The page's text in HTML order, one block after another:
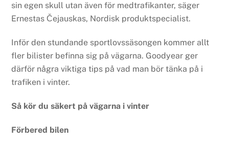
sin egen skull utan även för medtrafikanter, säger
Ernestas Čejauskas, Nordisk produktspecialist.
Inför den stundande sportlovssäsongen kommer allt
fler bilister befinna sig på vägarna. Goodyear ger
därför några viktiga tips på vad man bör tänka på i
trafiken i vinter.
Så kör du säkert på vägarna i vinter
Förbered bilen